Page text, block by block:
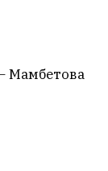
Мамбетова